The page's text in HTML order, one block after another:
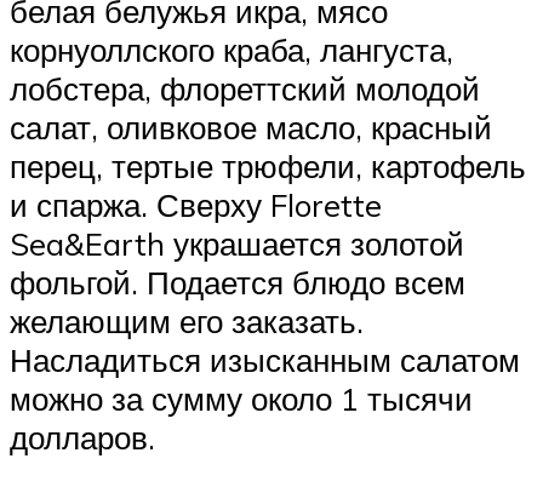
белая белужья икра, мясо
корнуоллского краба, лангуста,
лобстера, флореттский молодой
салат, оливковое масло, красный
перец, тертые трюфели, картофель
и спаржа. Сверху Florette
Sea&Earth украшается золотой
фольгой. Подается блюдо всем
желающим его заказать.
Насладиться изысканным салатом
можно за сумму около 1 тысячи
долларов.